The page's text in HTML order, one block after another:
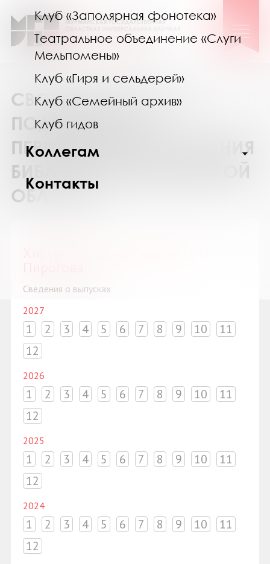
Клуб «Заполярная фонотека»
Театральное объединение «Слуги
Мельпомены»
Клуб «Гиря и сельдерей»
Клуб «Семейный архив»
Клуб гидов
Коллегам
Контакты
СВОДНЫЙ КАТАЛОГ
ПОДПИСКИ НА
ПЕРИОДИЧЕСКИЕ ИЗДАНИЯ
БИБЛИОТЕК МУРМАНСКОЙ
ОБЛАСТИ
Пирогова
Сведения о выпусках
2027
1 2 3 4 5 6 7 8 9 10
11
12
2026
1 2 3 4 5 6 7 8 9 10
11
12
2025
1 2 3 4 5 6 7 8 9 10
11
12
2024
1 2 3 4 5 6 7 8 9 10
11
12